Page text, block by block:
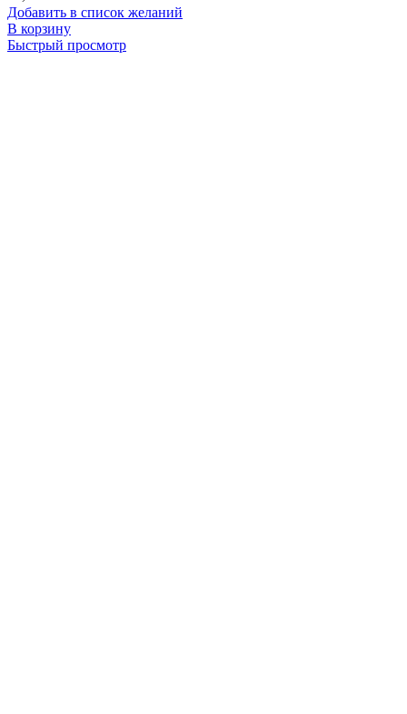
Добавить в список желаний
В корзину
Быстрый просмотр